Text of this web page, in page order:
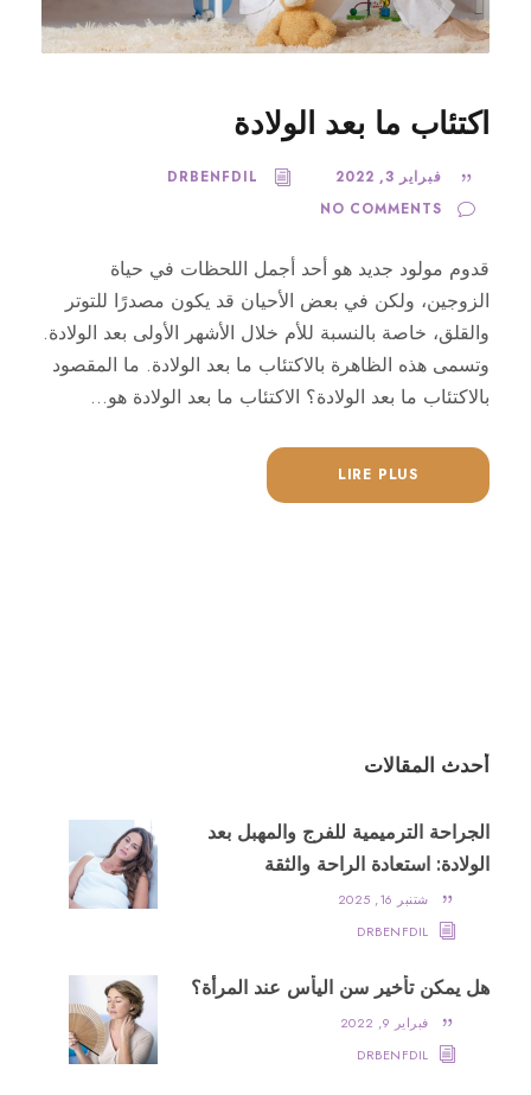
اكتئاب ما بعد الولادة
فبراير 3, 2022
DRBENFDIL
NO COMMENTS
قدوم مولود جديد هو أحد أجمل اللحظات في حياة
الزوجين، ولكن في بعض الأحيان قد يكون مصدرًا للتوتر
والقلق، خاصة بالنسبة للأم خلال الأشهر الأولى بعد الولادة.
وتسمى هذه الظاهرة بالاكتئاب ما بعد الولادة. ما المقصود
بالاكتئاب ما بعد الولادة؟ الاكتئاب ما بعد الولادة هو...
LIRE PLUS
أحدث المقالات
الجراحة الترميمية للفرج والمهبل بعد
الولادة: استعادة الراحة والثقة
شتنبر 16, 2025
DRBENFDIL
هل يمكن تأخير سن اليأس عند المرأة؟
فبراير 9, 2022
DRBENFDIL